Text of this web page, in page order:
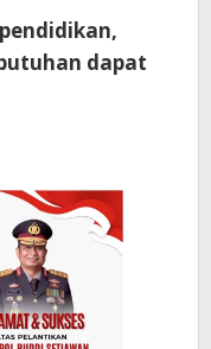
dapat